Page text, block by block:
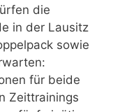
die
in der Lausitz
sowie
für beide
Zeittrainings